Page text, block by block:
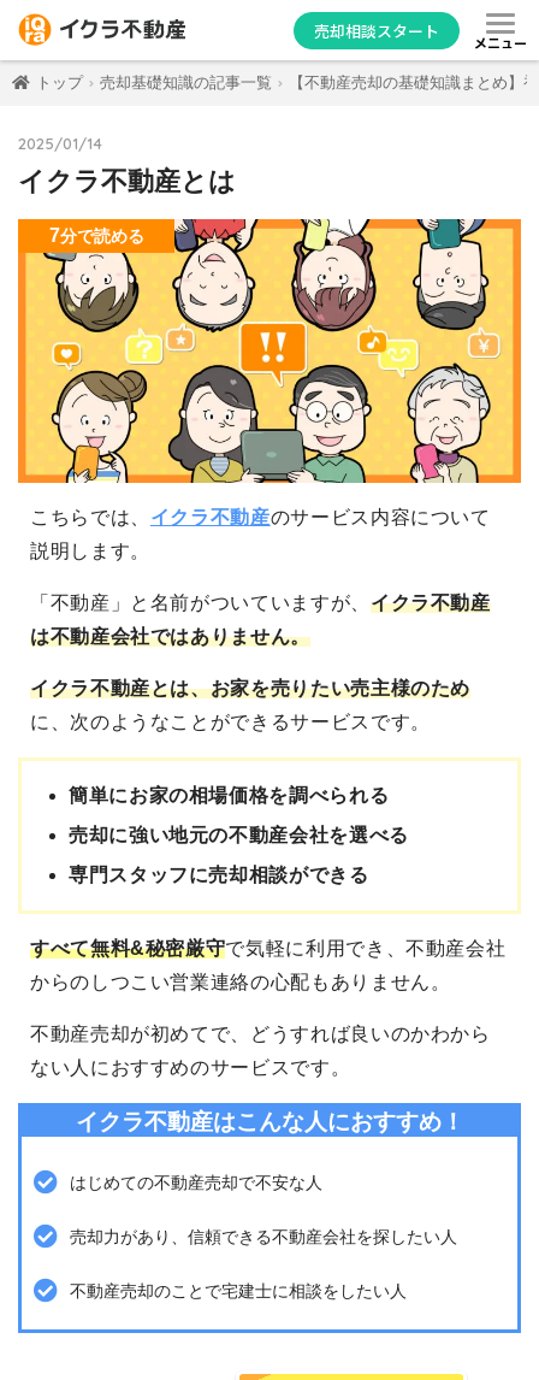
売却相談スタート
メニュー
トップ 売却基礎知識の記事一覧 【不動産売却の基礎知識まとめ】
2025/01/14
イクラ不動産とは
7分で読める
こちらでは、 イクラ不動産のサービス内容について
説明します。
「不動産」と名前がついていますが、 イクラ不動産
は不動産会社ではありません。
イクラ不動産とは、お家を売りたい売主様のため
に、次のようなことができるサービスです。
簡単にお家の相場価格を調べられる
売却に強い地元の不動産会社を選べる
専門スタッフに売却相談ができる
すべて無料&秘密厳守で気軽に利用でき、不動産会社
からのしつこい営業連絡の心配もありません。
不動産売却が初めてで、どうすれば良いのかわから
ない人におすすめのサービスです。
イクラ不動産はこんな人におすすめ！
はじめての不動産売却で不安な人
売却力があり、信頼できる不動産会社を探したい人
不動産売却のことで宅建士に相談をしたい人